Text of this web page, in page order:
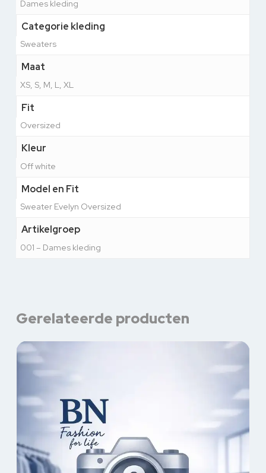
Dames kleding
Categorie kleding
Sweaters
Maat
XS, S, M, L, XL
Fit
Oversized
Kleur
Off white
Model en Fit
Sweater Evelyn Oversized
Artikelgroep
001 – Dames kleding
Gerelateerde producten